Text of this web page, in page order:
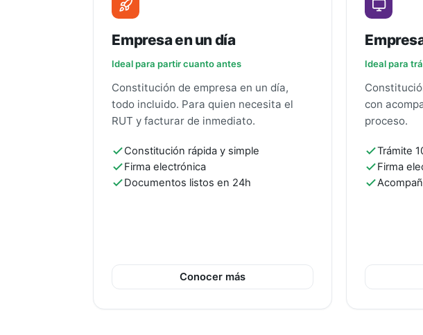
Empresa en un día
Ideal para partir cuanto antes
Constitución de empresa en un día,
todo incluido. Para quien necesita el
RUT y facturar de inmediato.
Constitución rápida y simple
Firma electrónica
Documentos listos en 24h
Conocer más
Ideal para
con
proceso.
Trámite
Firma